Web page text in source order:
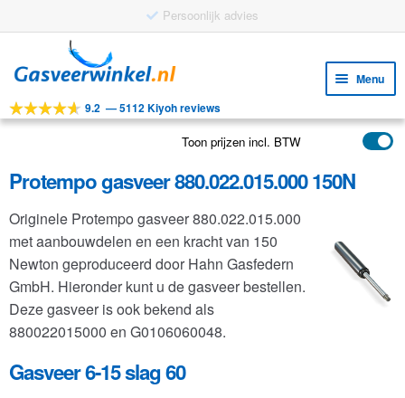
door
navigatie
naar
inhoud
Menu
Tools
Toepassingen
Klantenservice
FAQ
9.2 —5112 Kiyoh reviews
Toon prijzen incl. BTW
Protempo gasveer 880.022.015.000 150N
Originele Protempo gasveer 880.022.015.000
met aanbouwdelen en een kracht van 150
Newton geproduceerd door Hahn Gasfedern
GmbH. Hieronder kunt u de gasveer bestellen.
Deze gasveer is ook bekend als
880022015000 en G0106060048.
Gasveer 6-15 slag 60